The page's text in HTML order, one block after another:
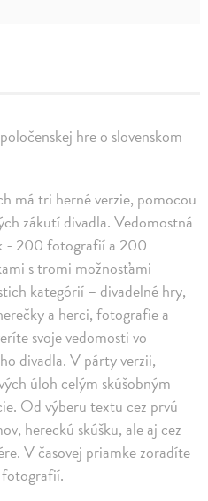
hre o slovenskom
má tri herné verzie, pomocou
zákutí divadla. Vedomostná
- 200 fotografií a 200
s tromi možnosťami
kategórií – divadelné hry,
a herci, fotografie a
svoje vedomosti vo
divadla. V párty verzii,
úloh celým skúšobným
Od výberu textu cez prvú
hereckú skúšku, ale aj cez
V časovej priamke zoradíte
fotografií.